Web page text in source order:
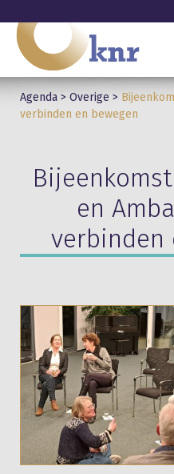
Agenda > Overige >
verbinden en bewegen
en
verbinden